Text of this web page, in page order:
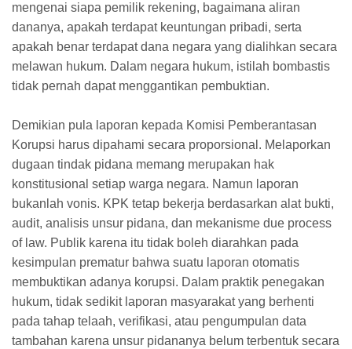
mengenai siapa pemilik rekening, bagaimana aliran
dananya, apakah terdapat keuntungan pribadi, serta
apakah benar terdapat dana negara yang dialihkan secara
melawan hukum. Dalam negara hukum, istilah bombastis
tidak pernah dapat menggantikan pembuktian.
Demikian pula laporan kepada Komisi Pemberantasan
Korupsi harus dipahami secara proporsional. Melaporkan
dugaan tindak pidana memang merupakan hak
konstitusional setiap warga negara. Namun laporan
bukanlah vonis. KPK tetap bekerja berdasarkan alat bukti,
audit, analisis unsur pidana, dan mekanisme due process
of law. Publik karena itu tidak boleh diarahkan pada
kesimpulan prematur bahwa suatu laporan otomatis
membuktikan adanya korupsi. Dalam praktik penegakan
hukum, tidak sedikit laporan masyarakat yang berhenti
pada tahap telaah, verifikasi, atau pengumpulan data
tambahan karena unsur pidananya belum terbentuk secara